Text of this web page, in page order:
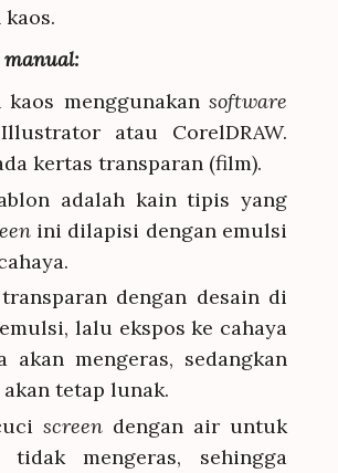
menggunakan software
atau CorelDRAW.
kertas transparan (film).
adalah kain tipis yang
ini dilapisi dengan emulsi
dengan desain di
lalu ekspos ke cahaya
akan mengeras, sedangkan
tetap lunak.
screen dengan air untuk
mengeras, sehingga